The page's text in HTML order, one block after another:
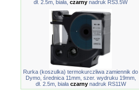
dł. 2.5m, biała, czarny nadruk RS3.5W
Rurka (koszulka) termokurczliwa zamiennik do
Dymo, średnica 11mm, szer. wydruku 19mm,
dł. 2.5m, białaczarnynadruk RS11W